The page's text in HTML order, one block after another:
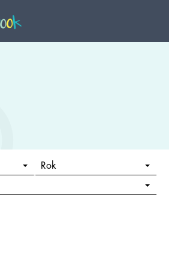
Rok